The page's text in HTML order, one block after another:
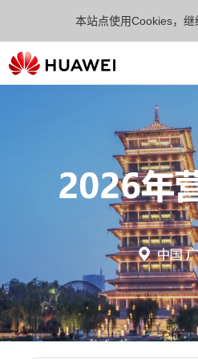
本站点使用Cookies，